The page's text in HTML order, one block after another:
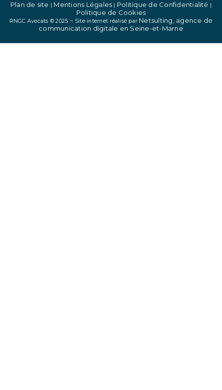
Plan de site Mentions Légales Politique de Confidentialité
Politique de Cookies
RNGC Avocats © 2025 ~ Site internet réalisé par Netsulting, agence de
communication digitale en Seine-et-Marne